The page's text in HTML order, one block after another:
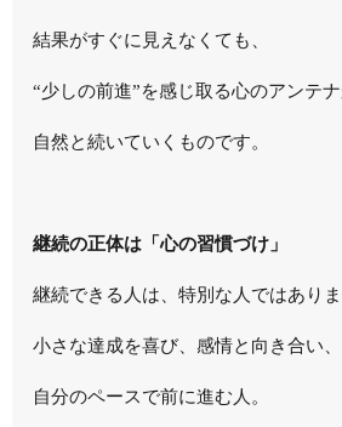
結果がすぐに見えなくても、
“少しの前進”を感じ取る心のアンテナ
自然と続いていくものです。
継続の正体は「心の習慣づけ」
継続できる人は、特別な人ではありま
小さな達成を喜び、感情と向き合い、
自分のペースで前に進む人。